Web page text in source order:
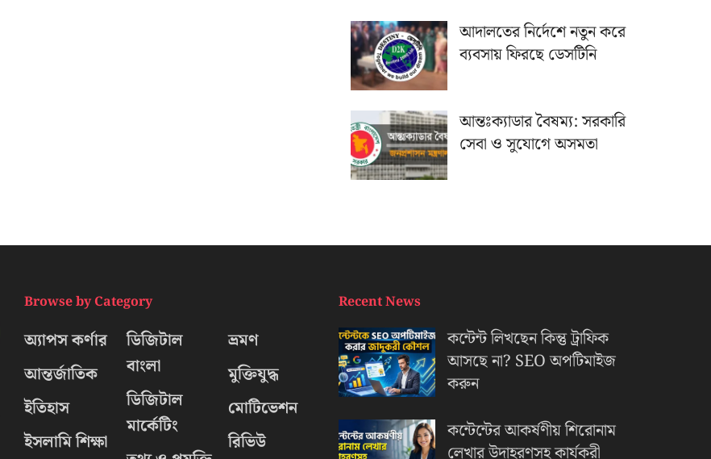
আদালতের নির্দেশে নতুন করে
ব্যবসায় ফিরছে ডেসটিনি
আন্তঃক্যাডার বৈষম্য: সরকারি
সেবা ও সুযোগে অসমতা
Browse by Category
অ্যাপস কর্ণার
আন্তর্জাতিক
ইতিহাস
ইসলামি শিক্ষা
ডিজিটাল
বাংলা
ডিজিটাল
মার্কেটিং
ভ্রমণ
মুক্তিযুদ্ধ
মোটিভেশন
রিভিউ
Recent News
কন্টেন্ট লিখছেন কিন্তু ট্রাফিক
আসছে না? ‍SEO অপটিমাইজ
করুন
কন্টেন্টের আকর্ষণীয় শিরোনাম
লেখার উদাহরণসহ কার্যকরী